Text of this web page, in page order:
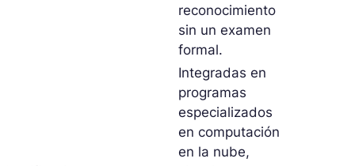
reconocimiento
sin un examen
formal.
Integradas en
programas
especializados
en computación
en la nube,